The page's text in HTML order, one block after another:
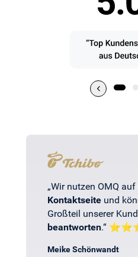
„Wir nutzen OMQ
Kontaktseite und
Großteil unserer
beantworten.“
Meike Schönwandt